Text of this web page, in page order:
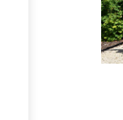
24880 vues
Passer l’été
essentiel